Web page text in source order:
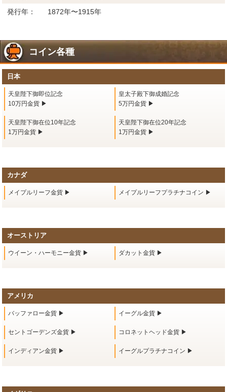
発行年：
1872年〜1915年
コイン各種
日本
天皇陛下御即位記念
10万円金貨 ▶
皇太子殿下御成婚記念
5万円金貨 ▶
天皇陛下御在位10年記念
1万円金貨 ▶
天皇陛下御在位20年記念
1万円金貨 ▶
カナダ
メイプルリーフ金貨 ▶ メイプルリーフプラチナコイン ▶
オーストリア
ウイーン・ハーモニー金貨 ▶ ダカット金貨 ▶
アメリカ
バッファロー金貨 ▶ イーグル金貨 ▶
セントゴーデンズ金貨 ▶ コロネットヘッド金貨 ▶
インディアン金貨 ▶ イーグルプラチナコイン ▶